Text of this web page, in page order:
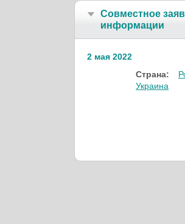
Совместное
информации
2 мая 2022
Страна:
Украина